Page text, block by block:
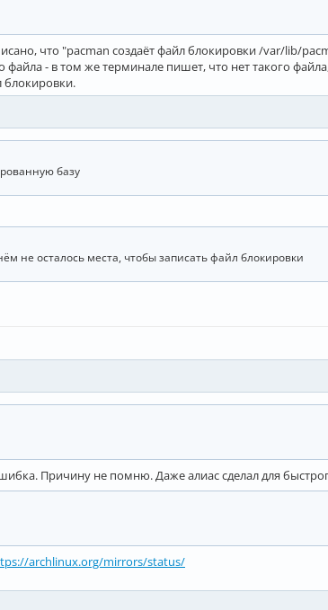
что "pacman создаёт файл блокировки /var/lib/
- в том же терминале пишет, что нет такого
блокировки.
базу
не осталось места, чтобы записать файл блокировки
Причину не помню. Даже алиас сделал для
archlinux.org/mirrors/status/